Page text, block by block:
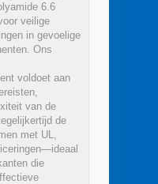
6.6
veilige
in gevoelige
Ons
voldoet aan
van de
de
met UL,
die